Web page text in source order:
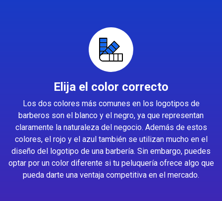
Elija el color correcto
Los dos colores más comunes en los logotipos de
barberos son el blanco y el negro, ya que representan
claramente la naturaleza del negocio. Además de estos
colores, el rojo y el azul también se utilizan mucho en el
diseño del logotipo de una barbería. Sin embargo, puedes
optar por un color diferente si tu peluquería ofrece algo que
pueda darte una ventaja competitiva en el mercado.